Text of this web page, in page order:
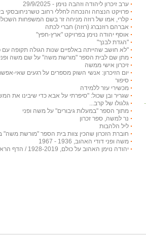
ערב זיכרון ליהודה וזהבה נוימן - 29/9/2025
פרויקט הנצחה והנכחה לחללי רחוב טשרניחובסקי
קלרי, אמו של רוזה מניחה זר בשם המשפחות השכולות,
אברהם רוזנברג (רוזה) חברי לכתה
אוסף יהודה נוימן בפרויקט "ארץ-חפץ"
"הגדת לבנך"
"לא חושב שהייתה באלפיים שנות הגולה תקופה עם
מתן שם לבית הספר "מורשת משה" על שם משה
זיכרון אישי ממשה
יום הזיכרון: אנשי השוק מספרים על רגעים שאי-
סיפור
מכשירי עזר ללמידה
שגריר ובן שכול: "סיפרתי על אבא כדי שיבינו את
גלגולו של קרב...
מתוך הספר "במעלות גיבורים" על משה ופני
נר למשה, ספר זכרון
ליל הלהבות
חוברת הזכרון שהכין צוות בית הספר "מורשת
משה ופני דודי האהוב, 1936 - 1967
יהודה נוימן האהוב על כולם, 1928-2019 / הדף הראשי